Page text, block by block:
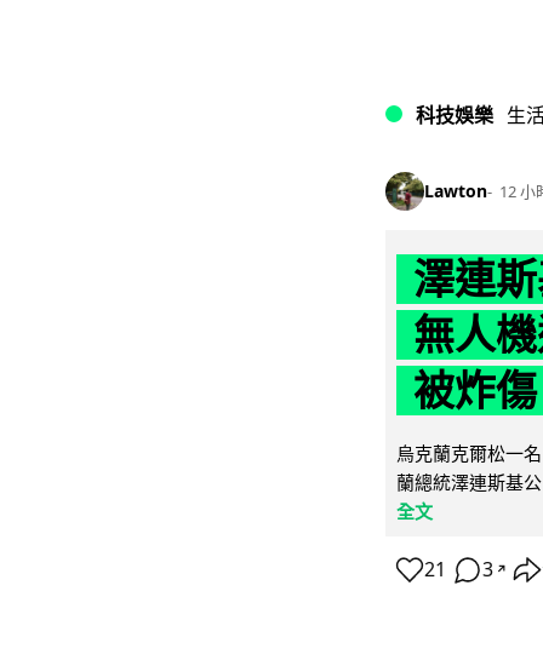
科技娛樂 生
Lawton 12 小
澤連
無人
被炸傷
烏克蘭克爾松一
蘭總統澤連斯基
全文
21 3 ↗